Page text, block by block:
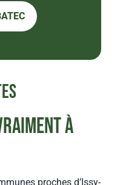
à
proches d’Issy-